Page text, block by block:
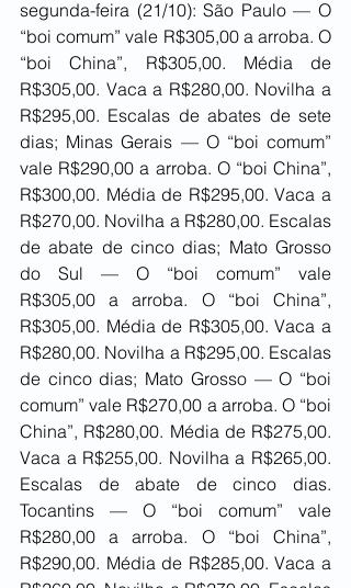
segunda-feira (21/10): São Paulo — O
“boi comum” vale R$305,00 a arroba. O
“boi China”, R$305,00. Média de
R$305,00. Vaca a R$280,00. Novilha a
R$295,00. Escalas de abates de sete
dias; Minas Gerais — O “boi comum”
vale R$290,00 a arroba. O “boi China”,
R$300,00. Média de R$295,00. Vaca a
R$270,00. Novilha a R$280,00. Escalas
de abate de cinco dias; Mato Grosso
do Sul — O “boi comum” vale
R$305,00 a arroba. O “boi China”,
R$305,00. Média de R$305,00. Vaca a
R$280,00. Novilha a R$295,00. Escalas
de cinco dias; Mato Grosso — O “boi
comum” vale R$270,00 a arroba. O “boi
China”, R$280,00. Média de R$275,00.
Vaca a R$255,00. Novilha a R$265,00.
Escalas de abate de cinco dias.
Tocantins — O “boi comum” vale
R$280,00 a arroba. O “boi China”,
R$290,00. Média de R$285,00. Vaca a